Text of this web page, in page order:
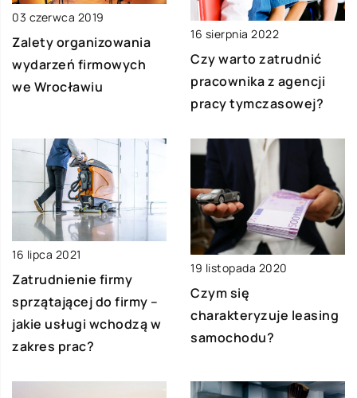
03 czerwca 2019
Zalety organizowania
wydarzeń firmowych
we Wrocławiu
16 sierpnia 2022
Czy warto zatrudnić
pracownika z agencji
pracy tymczasowej?
16 lipca 2021
Zatrudnienie firmy
sprzątającej do firmy –
jakie usługi wchodzą w
zakres prac?
19 listopada 2020
Czym się
charakteryzuje leasing
samochodu?